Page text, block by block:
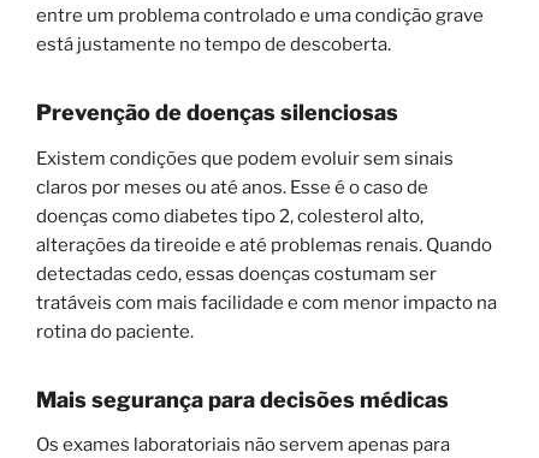
entre um problema controlado e uma condição grave
está justamente no tempo de descoberta.
Prevenção de doenças silenciosas
Existem condições que podem evoluir sem sinais
claros por meses ou até anos. Esse é o caso de
doenças como diabetes tipo 2, colesterol alto,
alterações da tireoide e até problemas renais. Quando
detectadas cedo, essas doenças costumam ser
tratáveis com mais facilidade e com menor impacto na
rotina do paciente.
Mais segurança para decisões médicas
Os exames laboratoriais não servem apenas para